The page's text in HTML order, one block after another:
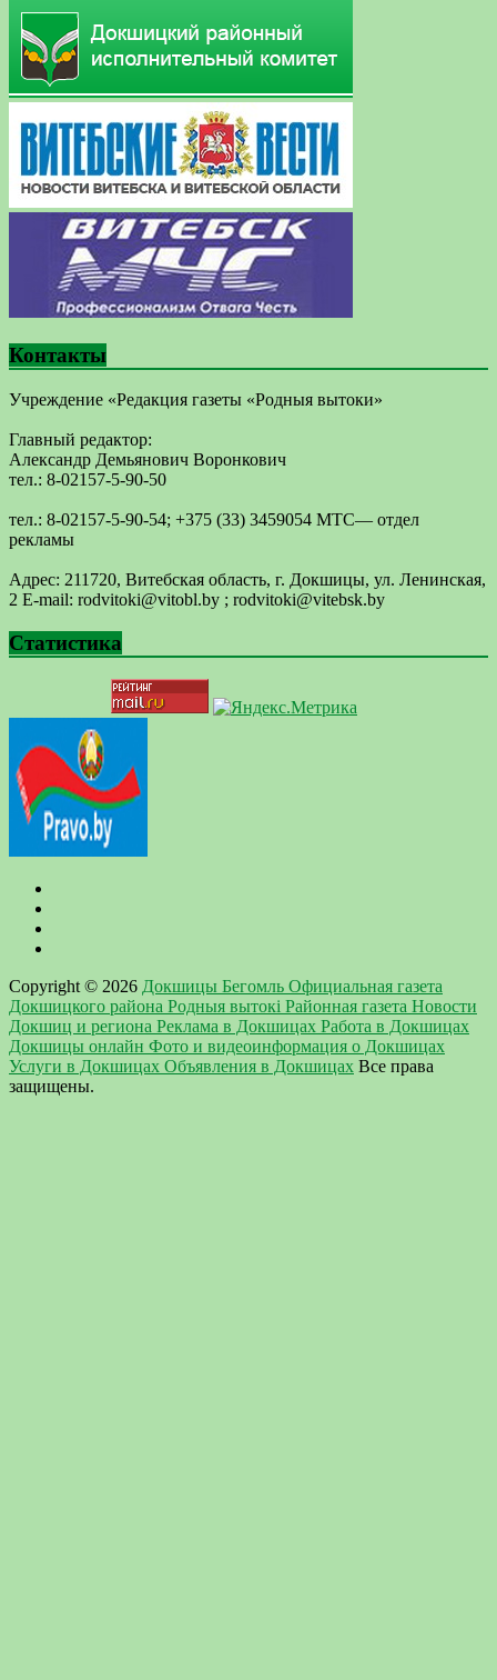
Контакты
Учреждение «Редакция газеты «Родныя вытоки»
Главный редактор:
Александр Демьянович Воронкович
тел.: 8-02157-5-90-50
тел.: 8-02157-5-90-54; +375 (33) 3459054 МТС— отдел
рекламы
Адрес: 211720, Витебская область, г. Докшицы, ул. Ленинская,
2 E-mail: ​rodvitoki@​​vitobl​.by ; rodvitoki@vitebsk.by
Статистика
Copyright © 2026 Докшицы Бегомль Официальная газета
Докшицкого района Родныя вытокi Районная газета Новости
Докшиц и региона Реклама в Докшицах Работа в Докшицах
Докшицы онлайн Фото и видеоинформация о Докшицах
Услуги в Докшицах Объявления в Докшицах Все права
защищены.